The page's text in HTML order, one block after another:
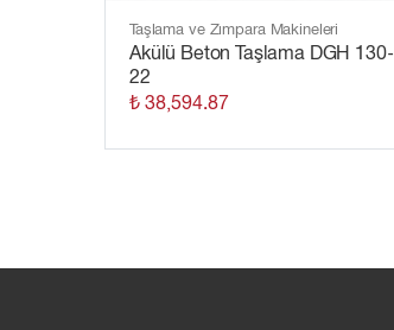
Taşlama ve Zımpara Makineleri
Akülü Beton Taşlama DGH 130-
22
₺ 38,594.87